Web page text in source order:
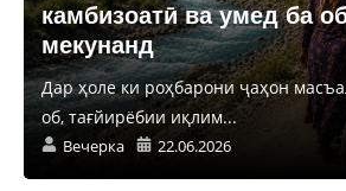
камбизоатӣ ва умед ба
мекунанд
Дар ҳоле ки роҳбарони ҷаҳон
об, тағйирёбии иқлим...
Вечерка 22.06.2026